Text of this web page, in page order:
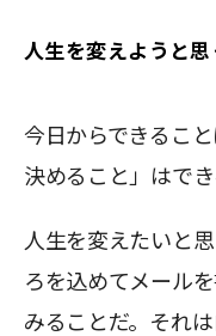
人生を変えようと
今日からできるこ
決めること」はでき
人生を変えたいと
ろを込めてメール
みることだ。それ